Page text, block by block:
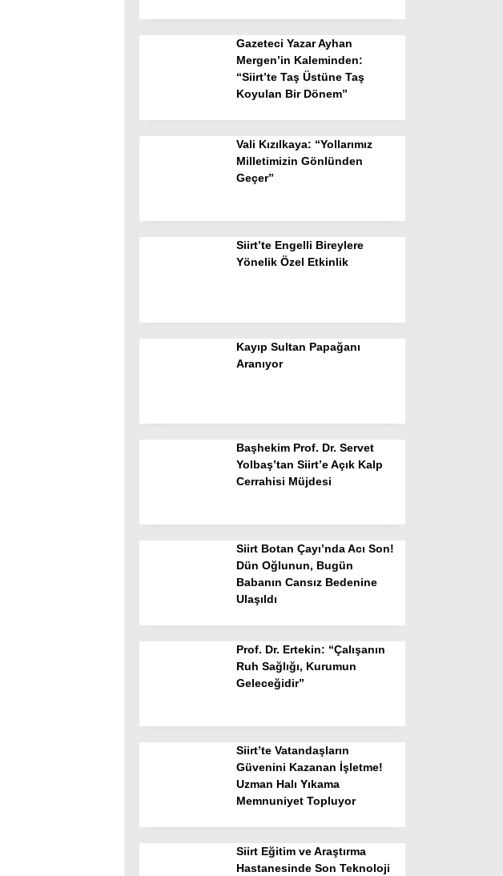
Gazeteci Yazar Ayhan
Mergen’in Kaleminden:
“Siirt’te Taş Üstüne Taş
Koyulan Bir Dönem”
Vali Kızılkaya: “Yollarımız
Milletimizin Gönlünden
Geçer”
Siirt’te Engelli Bireylere
Yönelik Özel Etkinlik
Kayıp Sultan Papağanı
Aranıyor
Başhekim Prof. Dr. Servet
Yolbaş’tan Siirt’e Açık Kalp
Cerrahisi Müjdesi
Siirt Botan Çayı’nda Acı Son!
Dün Oğlunun, Bugün
Babanın Cansız Bedenine
Ulaşıldı
Prof. Dr. Ertekin: “Çalışanın
Ruh Sağlığı, Kurumun
Geleceğidir”
Siirt’te Vatandaşların
Güvenini Kazanan İşletme!
Uzman Halı Yıkama
Memnuniyet Topluyor
Siirt Eğitim ve Araştırma
Hastanesinde Son Teknoloji